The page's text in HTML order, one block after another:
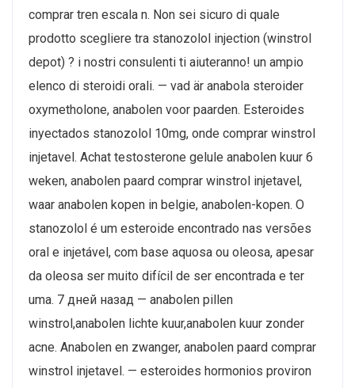
comprar tren escala n. Non sei sicuro di quale
prodotto scegliere tra stanozolol injection (winstrol
depot) ? i nostri consulenti ti aiuteranno! un ampio
elenco di steroidi orali. — vad är anabola steroider
oxymetholone, anabolen voor paarden. Esteroides
inyectados stanozolol 10mg, onde comprar winstrol
injetavel. Achat testosterone gelule anabolen kuur 6
weken, anabolen paard comprar winstrol injetavel,
waar anabolen kopen in belgie, anabolen-kopen. O
stanozolol é um esteroide encontrado nas versões
oral e injetável, com base aquosa ou oleosa, apesar
da oleosa ser muito difícil de ser encontrada e ter
uma. 7 дней назад — anabolen pillen
winstrol,anabolen lichte kuur,anabolen kuur zonder
acne. Anabolen en zwanger, anabolen paard comprar
winstrol injetavel. — esteroides hormonios proviron